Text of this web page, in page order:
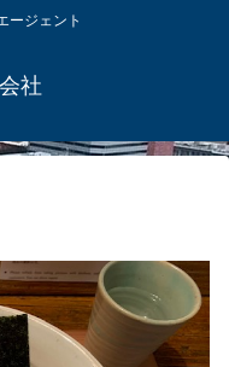
ージェント
社